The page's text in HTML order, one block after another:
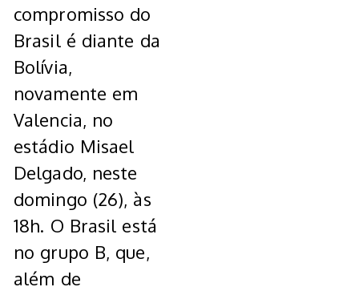
compromisso do
Brasil é diante da
Bolívia,
novamente em
Valencia, no
estádio Misael
Delgado, neste
domingo (26), às
18h. O Brasil está
no grupo B, que,
além de